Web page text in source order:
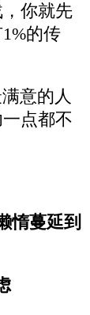
你就先
的传
意的人
点都不
蔓延到